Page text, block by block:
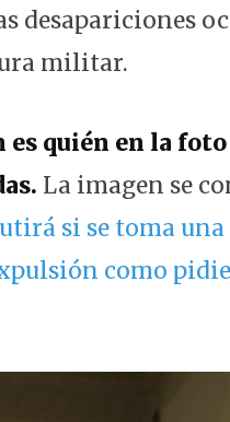
desapariciones
militar.
es quién en la
La imagen se
si se toma
como